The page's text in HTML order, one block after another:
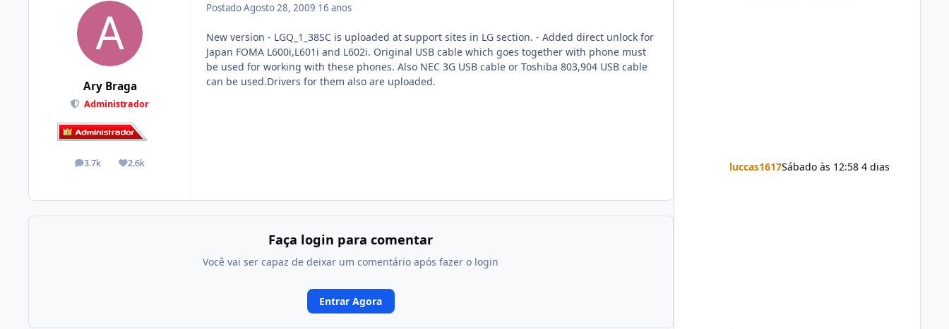
Ary Braga
Administrador
3.7k
posts 2.6k
Reputação
PostadoAgosto 28, 2009 16 anos
New version - LGQ_1_38SC is uploaded at support sites in LG section. - Added direct unlock for
Japan FOMA L600i,L601i and L602i. Original USB cable which goes together with phone must
be used for working with these phones. Also NEC 3G USB cable or Toshiba 803,904 USB cable
can be used.Drivers for them also are uploaded.
Faça login para comentar
Você vai ser capaz de deixar um comentário após fazer o login
Entrar Agora
luccas1617Sábado às 12:58 4 dias